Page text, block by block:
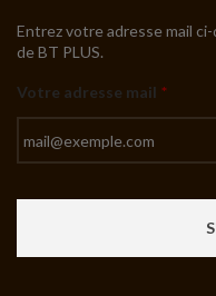
Entrez votre adresse mail
de BT PLUS.
Votre adresse mail *